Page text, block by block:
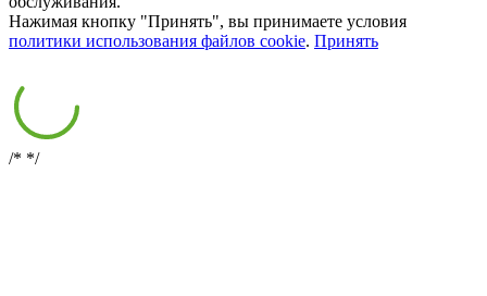
Нажимая кнопку "Принять", вы принимаете условия
политики использования файлов cookie. Принять
/* */